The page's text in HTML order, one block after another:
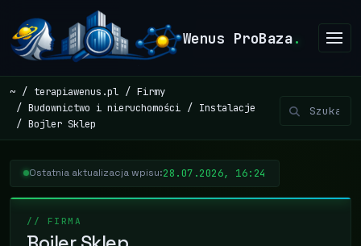
Wenus ProBaza.
~ terapiawenus.pl
Firmy
Budownictwo i nieruchomości
Instalacje
Bojler Sklep
Ostatnia aktualizacja wpisu:28.07.2026, 16:24
// FIRMA